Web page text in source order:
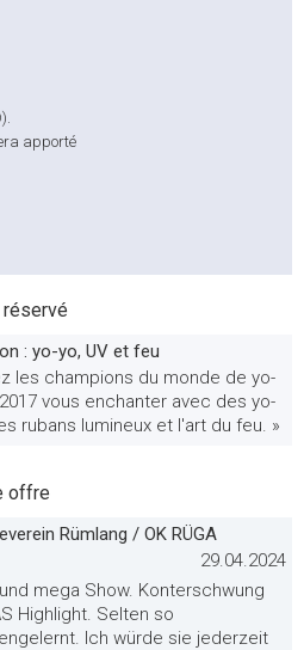
apporté
: yo-yo, UV et feu
les champions du monde de yo-
vous enchanter avec des yo-
rubans lumineux et l'art du feu. »
offre
Rümlang / OK RÜGA
29.04.2024
mega Show. Konterschwung
Highlight. Selten so
Ich würde sie jederzeit